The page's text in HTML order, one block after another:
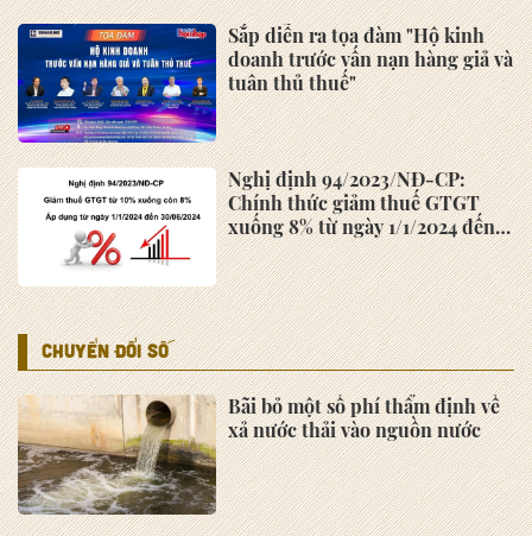
Sắp diễn ra tọa đàm "Hộ kinh
doanh trước vấn nạn hàng giả và
tuân thủ thuế"
Nghị định 94/2023/NĐ-CP:
Chính thức giảm thuế GTGT
xuống 8% từ ngày 1/1/2024 đến
30/06/2024
CHUYỂN ĐỔI SỐ
Bãi bỏ một số phí thẩm định về
xả nước thải vào nguồn nước